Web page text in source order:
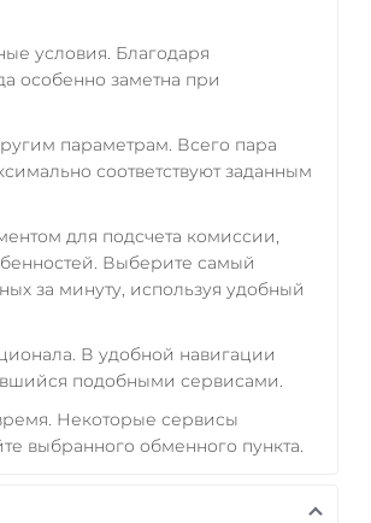
условия. Благодаря
особенно заметна при
параметрам. Всего пара
соответствуют заданным
для подсчета комиссии,
Выберите самый
за минуту, используя удобный
В удобной навигации
подобными сервисами.
Некоторые сервисы
выбранного обменного пункта.